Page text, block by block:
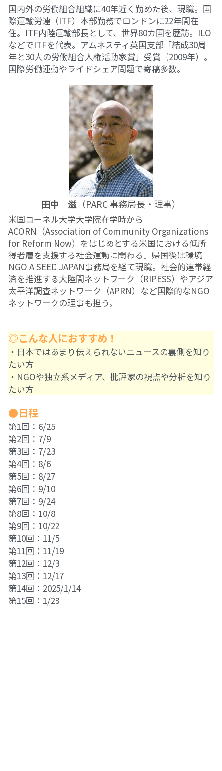
国内外の労働組合組織に40年近く勤めた後、現職。国
際運輸労連（ITF）本部勤務でロンドンに22年間在
住。ITF内陸運輸部長として、世界80カ国を歴訪。ILO
などでITFを代表。アムネスティ英国支部「結成30周
年と30人の労働組合人権活動家賞」受賞（2009年）。
国際労働運動やライドシェア問題で寄稿多数。
田中　滋（PARC 事務局長・理事）
米国コーネル大学大学院在学時から
ACORN（Association of Community Organizations
for Reform Now）をはじめとする米国における低所
得者層を支援する社会運動に関わる。帰国後は環境
NGO A SEED JAPAN事務局を経て現職。社会的連帯経
済を推進する大陸間ネットワーク（RIPESS）やアジア
太平洋調査ネットワーク（APRN）など国際的なNGO
ネットワークの理事も担う。
◎こんな人におすすめ！
・日本ではあまり伝えられないニュースの裏側を知り
たい方
・NGOや独立系メディア、批評家の視点や分析を知り
たい方
●日程
第1回：6/25
第2回：7/9
第3回：7/23
第4回：8/6
第5回：8/27
第6回：9/10
第7回：9/24
第8回：10/8
第9回：10/22
第10回：11/5
第11回：11/19
第12回：12/3
第13回：12/17
第14回：2025/1/14
第15回：1/28
PARC田んぼ2026_10月稲刈り
自然栽培2025
沖縄勉強会2024年11月
沖縄ツアー2024
13表現することは生きること
13表現することは生きること
12ビオダンサ
12ビオダンサ
12ビオダンサ
10鎌田講座
09世界ニュース
09世界ニュース
08ルイースの英会話
06それぞれのアイヌ語を受け継ぐ
05コモンズとしての食
04ガンジー読書会
03パレスチナ問題
02平和のための「紛争」論
01フィアレス・シティ2024
奥間さん勉強会2024
畑で実践2024
アート
畑で実践2023
英文精読